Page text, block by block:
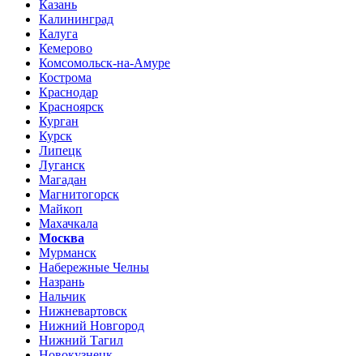
Казань
Калининград
Калуга
Кемерово
Комсомольск-на-Амуре
Кострома
Краснодар
Красноярск
Курган
Курск
Липецк
Луганск
Магадан
Магнитогорск
Майкоп
Махачкала
Москва
Мурманск
Набережные Челны
Назрань
Нальчик
Нижневартовск
Нижний Новгород
Нижний Тагил